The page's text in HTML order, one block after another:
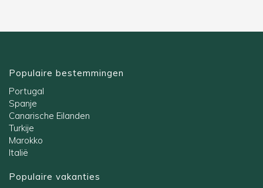
Populaire bestemmingen
Portugal
Spanje
Canarische Eilanden
Turkije
Marokko
Italië
Populaire vakanties